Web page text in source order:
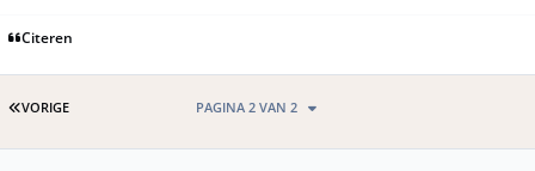
Citeren
EERSTE PAGINA
VORIGE PAGINA 2 VAN 2